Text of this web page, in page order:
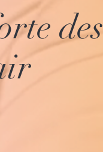
des